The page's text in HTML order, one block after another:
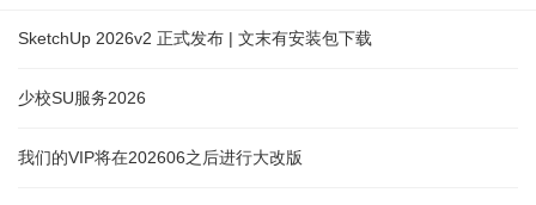
SketchUp 2026v2 正式发布 | 文末有安装包下载
少校SU服务2026
我们的VIP将在202606之后进行大改版